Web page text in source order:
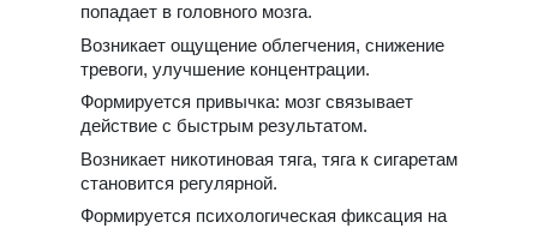
попадает в головного мозга.
Возникает ощущение облегчения, снижение
тревоги, улучшение концентрации.
Формируется привычка: мозг связывает
действие с быстрым результатом.
Возникает никотиновая тяга, тяга к сигаретам
становится регулярной.
Формируется психологическая фиксация на